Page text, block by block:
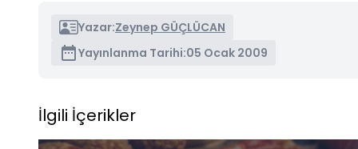
Yazar:Zeynep GÜÇLÜCAN
Yayınlanma Tarihi:05 Ocak 2009
İlgili İçerikler